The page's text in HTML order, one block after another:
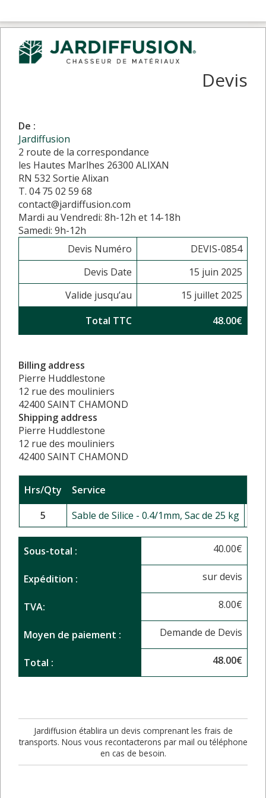
Devis
De :
Jardiffusion
2 route de la correspondance
les Hautes Marlhes 26300 ALIXAN
RN 532 Sortie Alixan
T. 04 75 02 59 68
contact@jardiffusion.com
Mardi au Vendredi: 8h-12h et 14-18h
Samedi: 9h-12h
Devis Numéro
DEVIS-0854
Devis Date
15 juin 2025
Valide jusqu’au
15 juillet 2025
Total TTC
48.00€
Billing address
Pierre Huddlestone
12 rue des mouliniers
42400 SAINT CHAMOND
Shipping address
Pierre Huddlestone
12 rue des mouliniers
42400 SAINT CHAMOND
Hrs/Qty Service
5
Sable de Silice - 0.4/1mm, Sac de 25 kg
Sous-total : 40.00€
Expédition : sur devis
TVA: 8.00€
Moyen de paiement : Demande de Devis
Total : 48.00€
Jardiffusion établira un devis comprenant les frais de
transports. Nous vous recontacterons par mail ou téléphone
en cas de besoin.